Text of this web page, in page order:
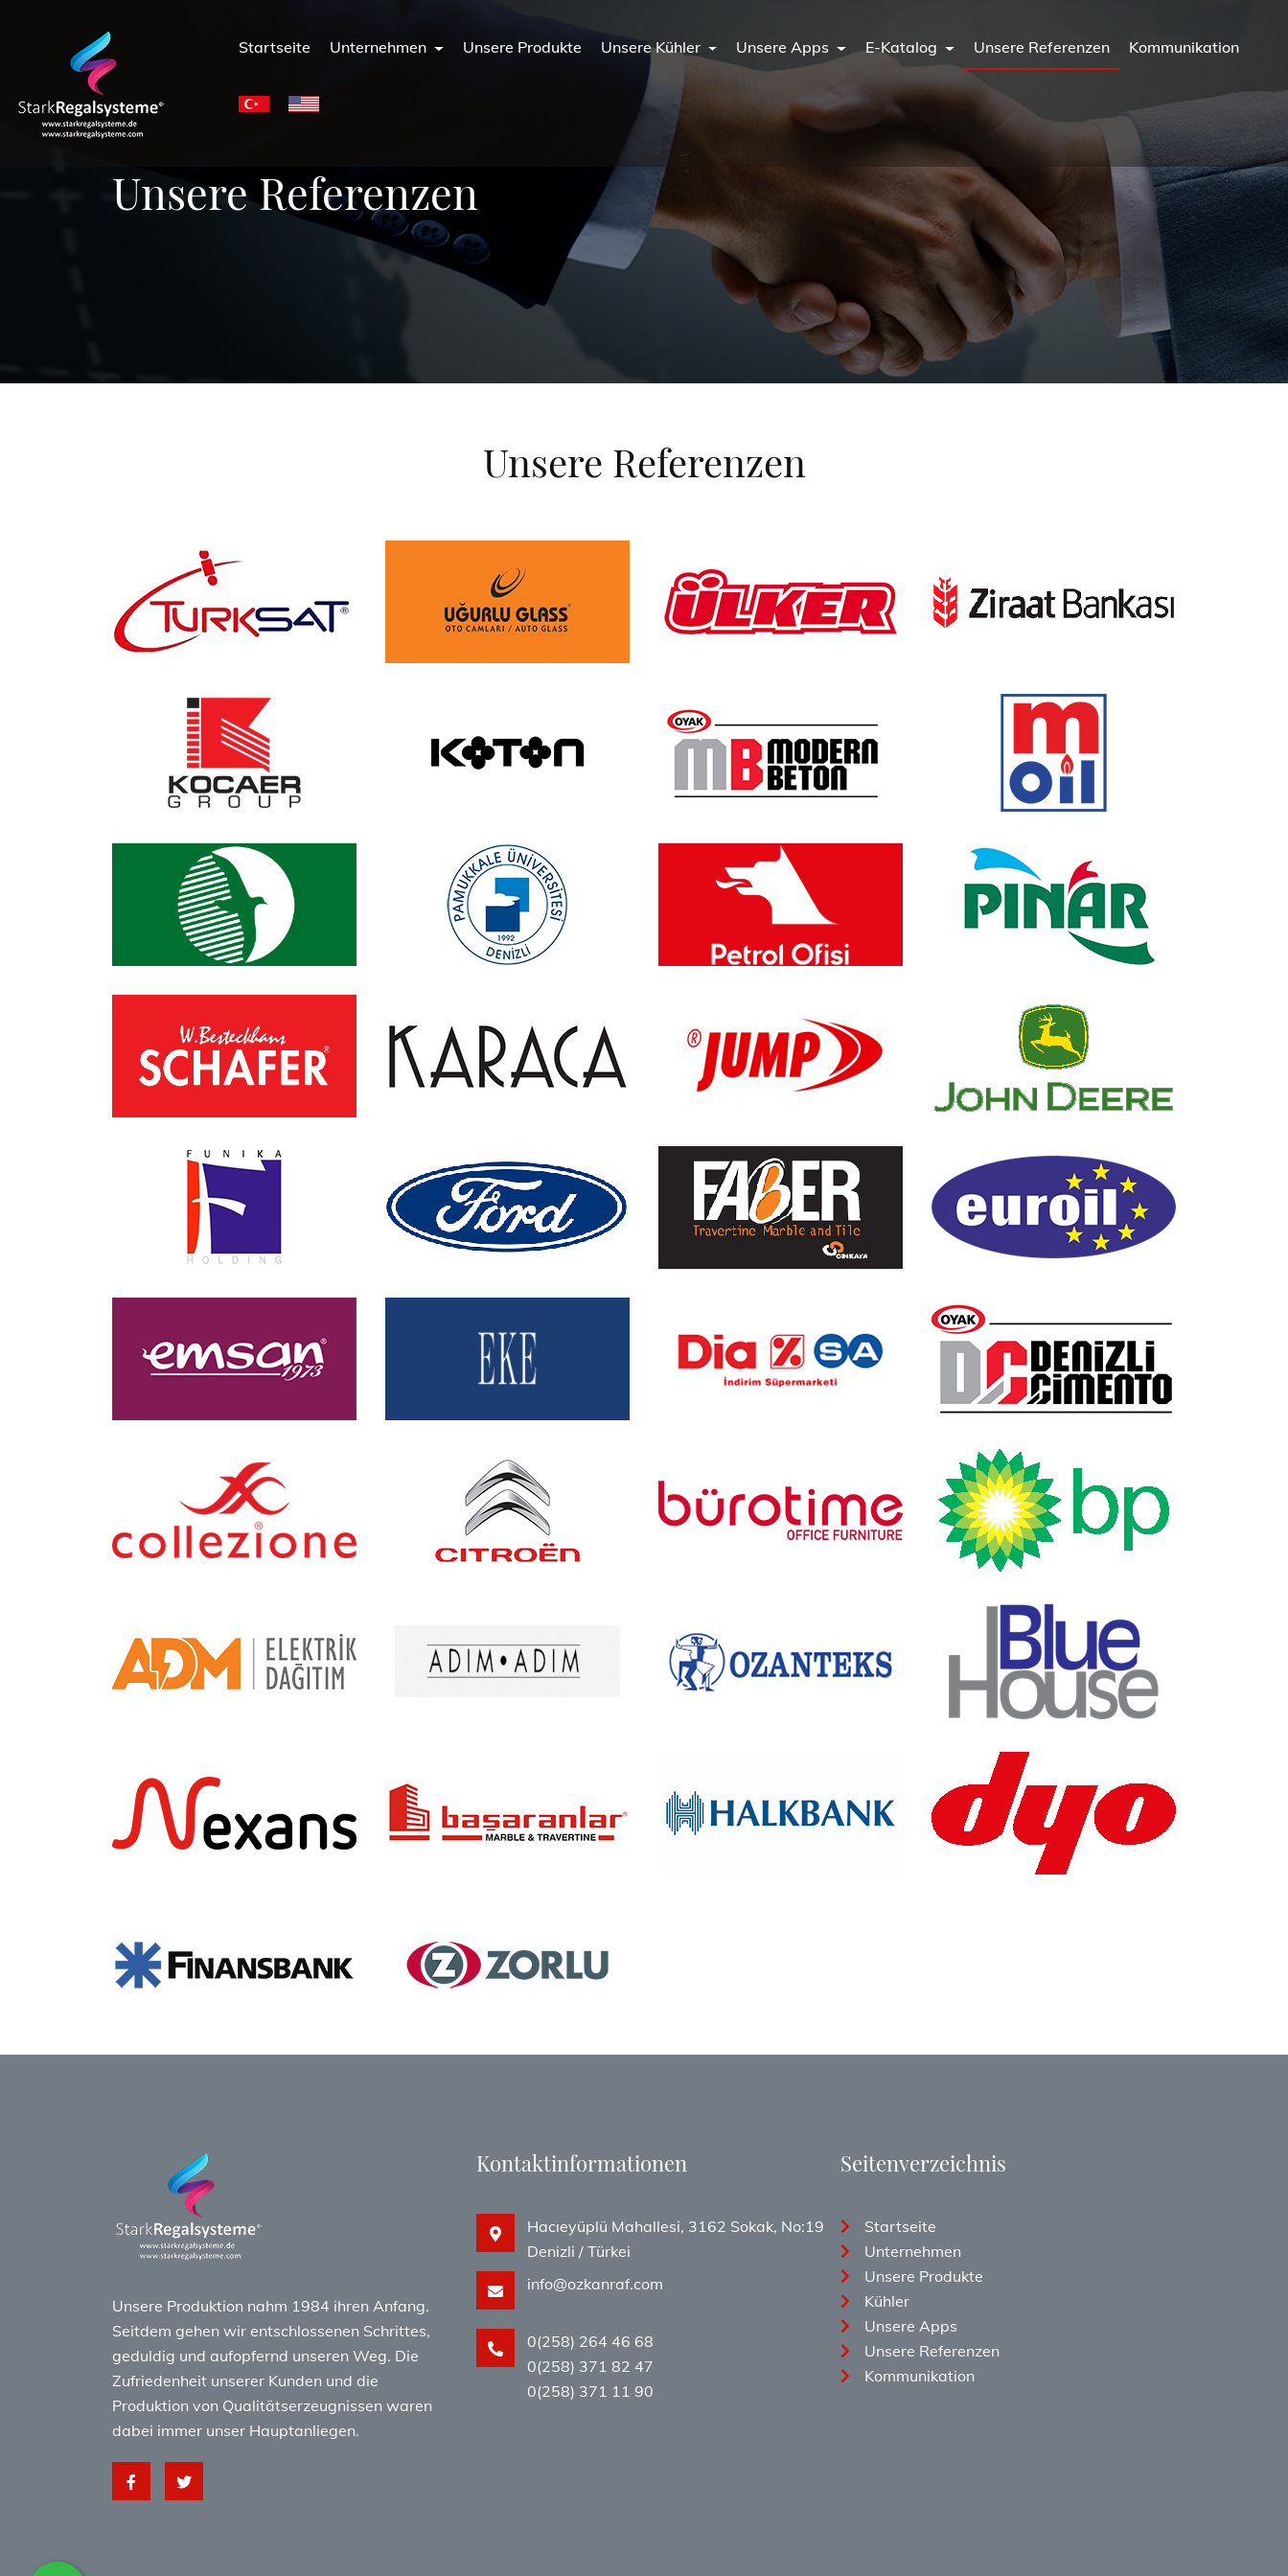
Startseite Unternehmen Unsere Produkte Unsere Kühler Unsere Apps E-Katalog Unsere Referenzen Kommunikation
Unsere Referenzen
Unsere Referenzen
Unsere Produktion nahm 1984 ihren Anfang.
Seitdem gehen wir entschlossenen Schrittes,
geduldig und aufopfernd unseren Weg. Die
Zufriedenheit unserer Kunden und die
Produktion von Qualitätserzeugnissen waren
dabei immer unser Hauptanliegen.
Kontaktinformationen
Hacıeyüplü Mahallesi, 3162 Sokak, No:19
Denizli / Türkei
info@ozkanraf.com
0(258) 264 46 68
0(258) 371 82 47
0(258) 371 11 90
Seitenverzeichnis
Startseite
Unternehmen
Unsere Produkte
Kühler
Unsere Apps
Unsere Referenzen
Kommunikation